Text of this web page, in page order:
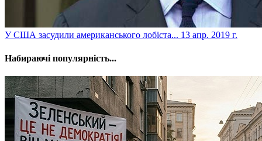
​У США засудили американського лобіста... 13 апр. 2019 г.
Набираючі популярність...